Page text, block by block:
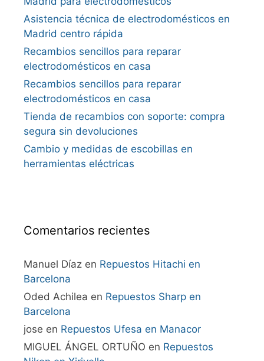
Asistencia técnica de electrodomésticos en
Madrid centro rápida
Recambios sencillos para reparar
electrodomésticos en casa
Recambios sencillos para reparar
electrodomésticos en casa
Tienda de recambios con soporte: compra
segura sin devoluciones
Cambio y medidas de escobillas en
herramientas eléctricas
Comentarios recientes
Manuel Díaz en Repuestos Hitachi en
Barcelona
Oded Achilea en Repuestos Sharp en
Barcelona
jose en Repuestos Ufesa en Manacor
MIGUEL ÁNGEL ORTUÑO en Repuestos